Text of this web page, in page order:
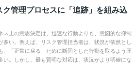
管理プロセスに「追跡」を組み込
ス上の意思決定は、迅速な行動よりも、意図的な抑制
多い。例えば、リスク管理担当者は、状況が依然とし
、「正常に戻る」ために断固とした行動を取るよう圧
い。しかし、最も賢明な対応は、状況がより明確にな